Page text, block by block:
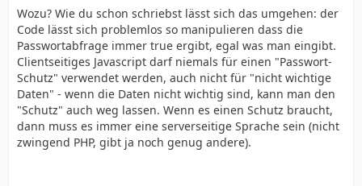
Wozu? Wie du schon schriebst lässt sich das umgehen: der
Code lässt sich problemlos so manipulieren dass die
Passwortabfrage immer true ergibt, egal was man eingibt.
Clientseitiges Javascript darf niemals für einen "Passwort-
Schutz" verwendet werden, auch nicht für "nicht wichtige
Daten" - wenn die Daten nicht wichtig sind, kann man den
"Schutz" auch weg lassen. Wenn es einen Schutz braucht,
dann muss es immer eine serverseitige Sprache sein (nicht
zwingend PHP, gibt ja noch genug andere).